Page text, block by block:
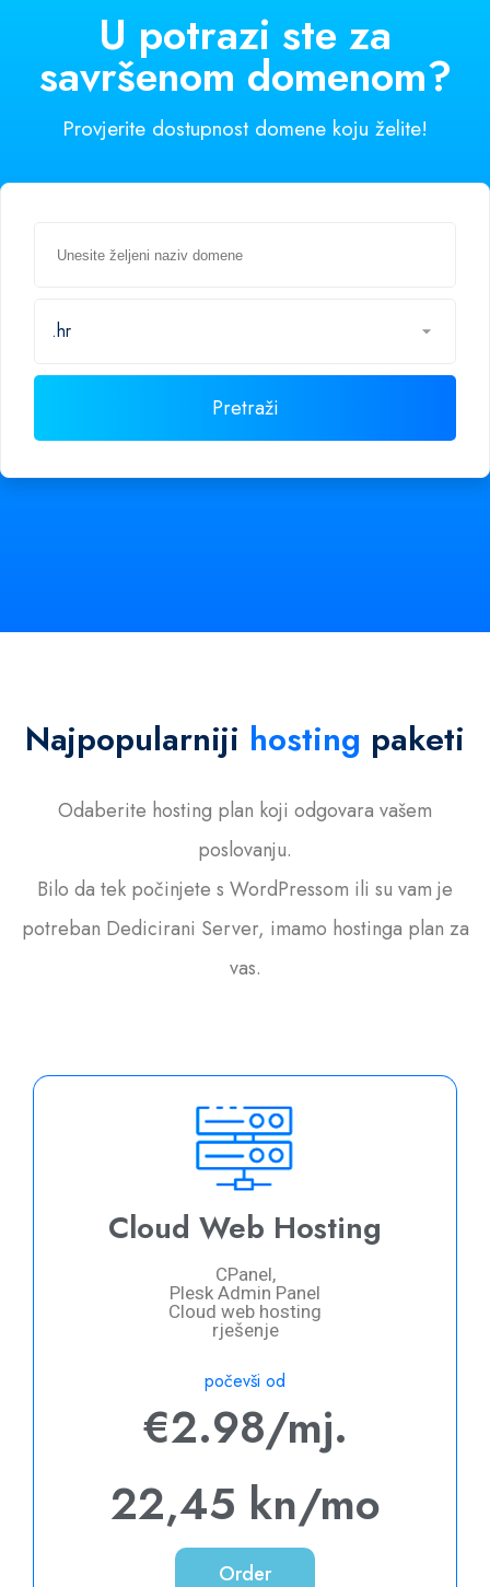
U potrazi ste za
savršenom domenom?
Provjerite dostupnost domene koju želite!
Najpopularniji hosting paketi
Odaberite hosting plan koji odgovara vašem
poslovanju.
Bilo da tek počinjete s WordPressom ili su vam je
potreban Dedicirani Server, imamo hostinga plan za
vas.
Cloud Web Hosting
CPanel,
Plesk Admin Panel
Cloud web hosting
rješenje
počevši od
€2.98/mj.
22,45 kn/mo
Order